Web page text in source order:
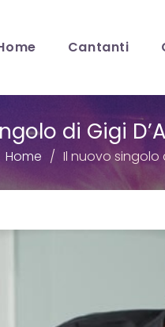
Cantanti
di Gigi
Home Il nuovo singolo